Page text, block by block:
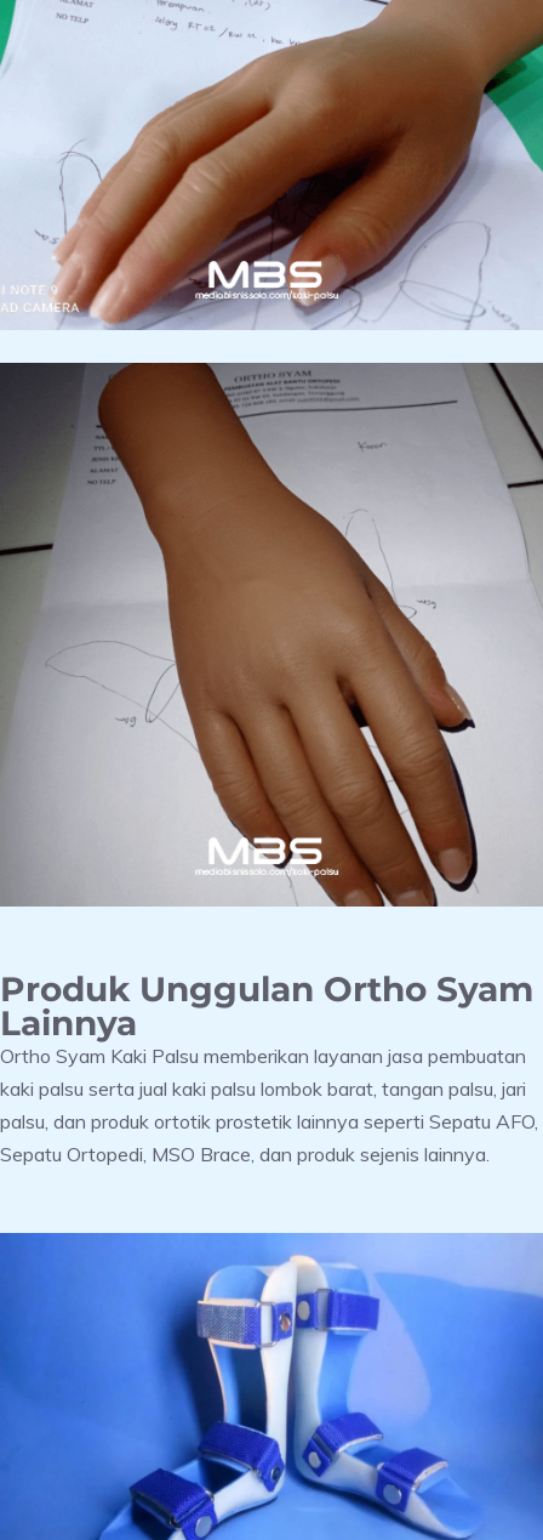
Produk Unggulan Ortho Syam
Lainnya
Ortho Syam Kaki Palsu memberikan layanan jasa pembuatan
kaki palsu serta jual kaki palsu lombok barat, tangan palsu, jari
palsu, dan produk ortotik prostetik lainnya seperti Sepatu AFO,
Sepatu Ortopedi, MSO Brace, dan produk sejenis lainnya.